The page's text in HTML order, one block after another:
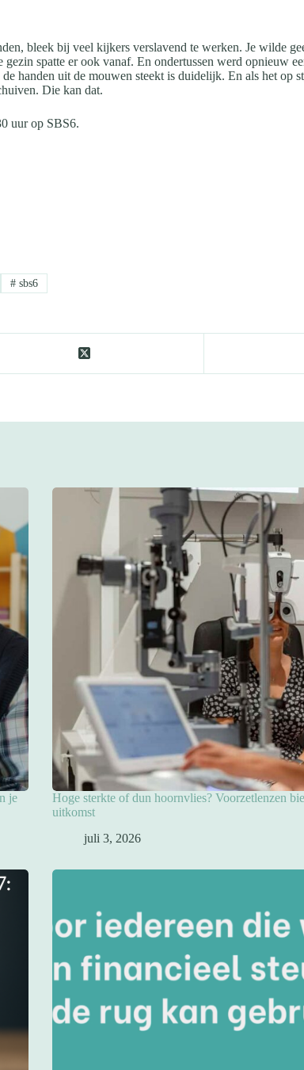
bleek bij veel kijkers verslavend te werken. Je wilde
gezin spatte er ook vanaf. En ondertussen werd
handen uit de mouwen steekt is duidelijk. En als het
Die kan dat.
uur op SBS6.
# sbs6
je
Hoge sterkte of dun hoornvlies? Voorzetlenzen
uitkomst
juli 3, 2026